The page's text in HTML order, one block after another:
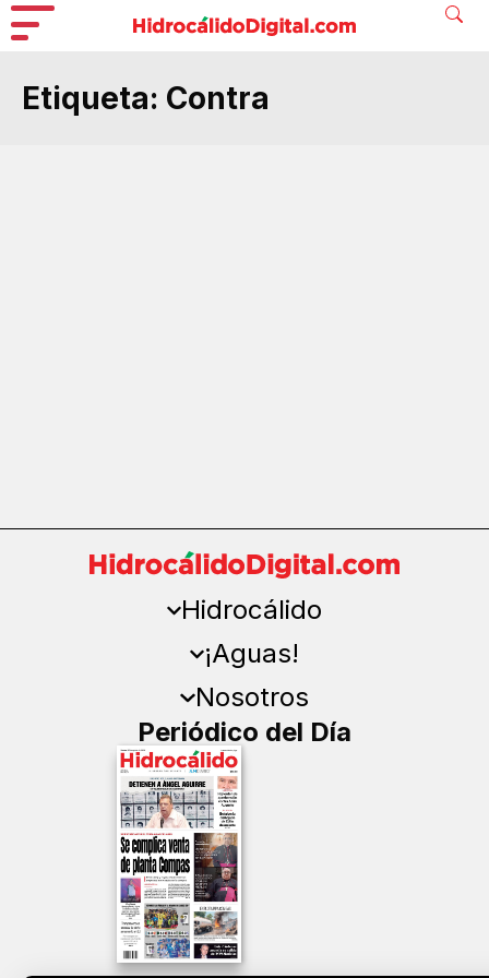
Etiqueta: Contra
Hidrocálido
¡Aguas!
Nosotros
Periódico del Día